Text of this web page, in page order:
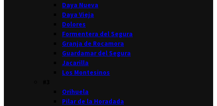
Daya Nueva
Daya Vieja
Dolores
Formentera del Segura
Granja de Rocamora
Guardamar del Segura
Jacarilla
Los Montesinos
Orihuela
Pilar de la Horadada